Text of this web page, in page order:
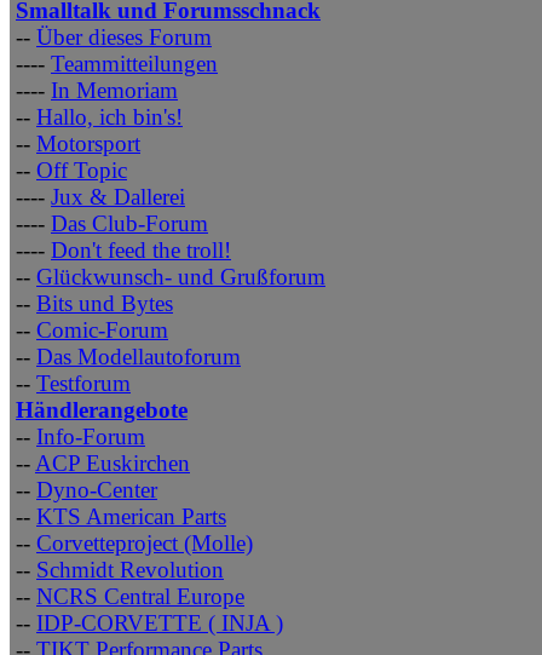
Smalltalk und Forumsschnack
-- Über dieses Forum
---- Teammitteilungen
---- In Memoriam
-- Hallo, ich bin's!
-- Motorsport
-- Off Topic
---- Jux & Dallerei
---- Das Club-Forum
---- Don't feed the troll!
-- Glückwunsch- und Grußforum
-- Bits und Bytes
-- Comic-Forum
-- Das Modellautoforum
-- Testforum
Händlerangebote
-- Info-Forum
-- ACP Euskirchen
-- Dyno-Center
-- KTS American Parts
-- Corvetteproject (Molle)
-- Schmidt Revolution
-- NCRS Central Europe
-- IDP-CORVETTE ( INJA )
-- TIKT Performance Parts